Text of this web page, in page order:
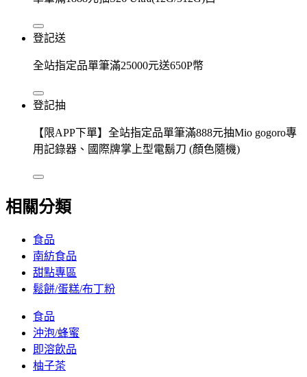
登記送
全站指定品單筆滿25000元送650P幣
登記抽
【限APP下單】全站指定品單筆滿888元抽Mio gogoro專
用記錄器、國際牌掌上型電鬍刀 (顏色隨機)
相關分類
食品
南紡食品
甜點專區
鬆餅/蛋糕/布丁粉
食品
沖泡/蜂蜜
即溶飲品
柚子茶